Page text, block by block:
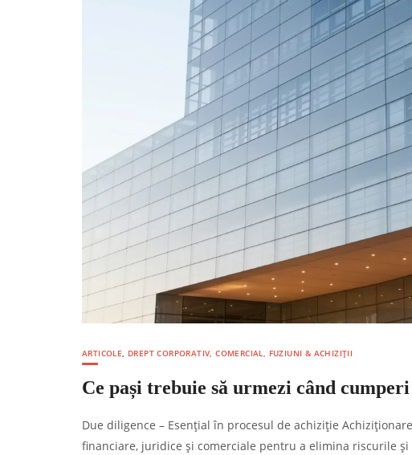
ARTICOLE, DREPT CORPORATIV, COMERCIAL, FUZIUNI & ACHIZIȚII
Ce pași trebuie să urmezi când
Due diligence – Esențial în procesul de achiziție
financiare, juridice și comerciale pentru a elimina riscurile